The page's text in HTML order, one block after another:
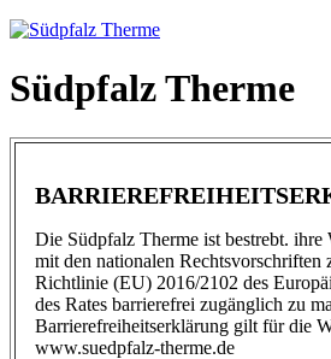
Südpfalz Therme
Die Südpfalz Therme ist bestrebt.
mit den nationalen Rechtsvorschriften
Richtlinie (EU) 2016/2102 des
des Rates barrierefrei zugänglich zu
Barrierefreiheitserklärung gilt für die
www.suedpfalz-therme.de